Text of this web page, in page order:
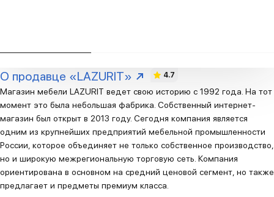
О продавце «LAZURIT» 4.7
Магазин мебели LAZURIT ведет свою историю с 1992 года. На тот
момент это была небольшая фабрика. Собственный интернет-
магазин был открыт в 2013 году. Сегодня компания является
одним из крупнейших предприятий мебельной промышленности
России, которое объединяет не только собственное производство,
но и широкую межрегиональную торговую сеть. Компания
ориентирована в основном на средний ценовой сегмент, но также
предлагает и предметы премиум класса.